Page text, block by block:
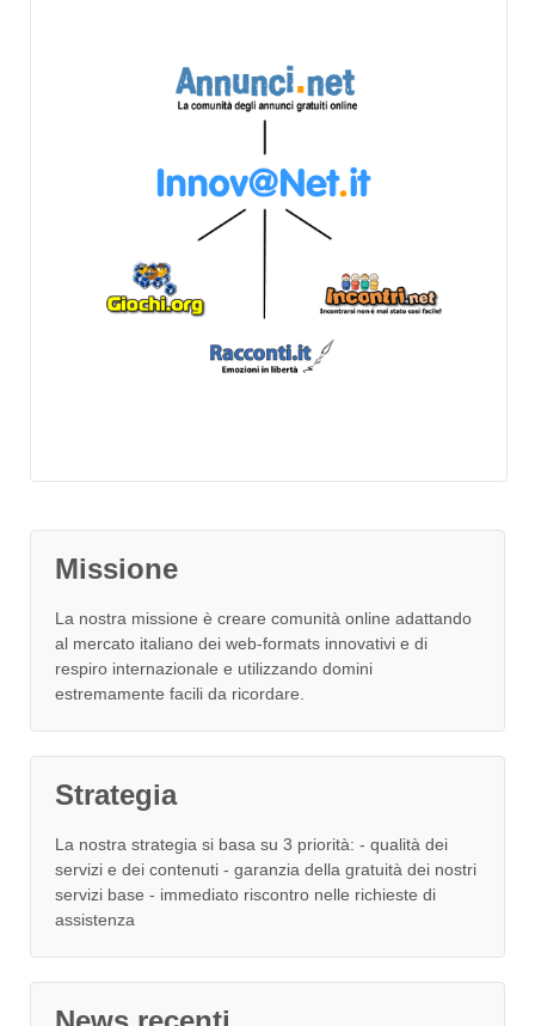
Missione
La nostra missione è creare comunità online adattando
al mercato italiano dei web-formats innovativi e di
respiro internazionale e utilizzando domini
estremamente facili da ricordare.
Strategia
La nostra strategia si basa su 3 priorità: - qualità dei
servizi e dei contenuti - garanzia della gratuità dei nostri
servizi base - immediato riscontro nelle richieste di
assistenza